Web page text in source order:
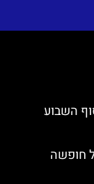
השבוע
חופשה